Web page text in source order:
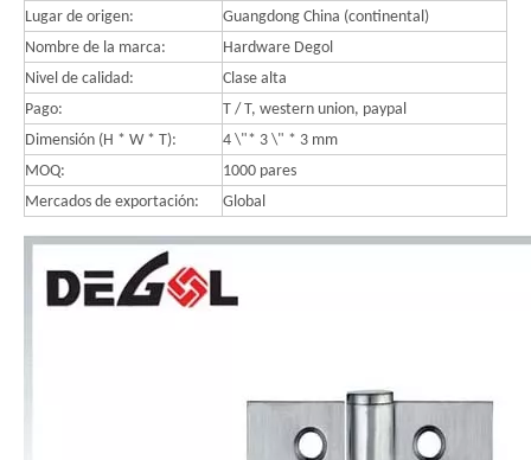
Lugar de origen:
Guangdong China (continental)
Nombre de la marca:
Hardware Degol
Nivel de calidad:
Clase alta
Pago:
T / T, western union, paypal
Dimensión (H * W * T):
4 \"* 3 \" * 3 mm
MOQ:
1000 pares
Mercados de exportación:
Global